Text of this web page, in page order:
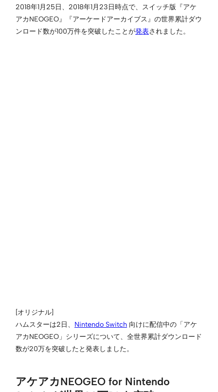
2018年1月25日、2018年1月23日時点で、スイッチ版『アケ
アカNEOGEO』『アーケードアーカイブス』の世界累計ダウ
ンロード数が100万件を突破したことが発表されました。
[オリジナル]
ハムスターは2日、 Nintendo Switch 向けに配信中の「アケ
アカNEOGEO」シリーズについて、全世界累計ダウンロード
数が20万を突破したと発表しました。
アケアカNEOGEO for Nintendo